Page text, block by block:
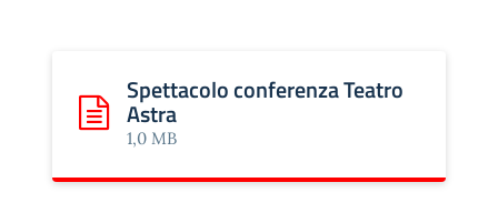
Scarica: Spettacolo conferenza Teatro Astra
Spettacolo conferenza Teatro
Astra
1,0 MB